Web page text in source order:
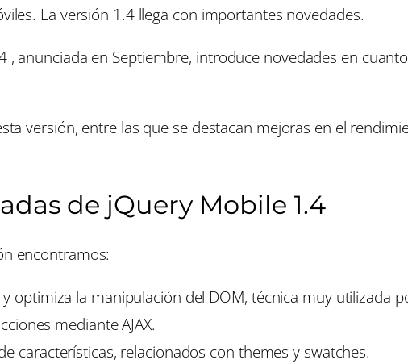
La versión 1.4 llega con importantes novedades.
, anunciada en Septiembre, introduce novedades en
versión, entre las que se destacan mejoras en el
de jQuery Mobile 1.4
encontramos:
optimiza la manipulación del DOM, técnica muy utilizada
mediante AJAX.
características, relacionados con themes y swatches.